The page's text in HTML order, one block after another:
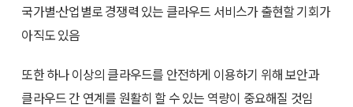
국가별·산업별로 경쟁력 있는 클라우드 서비스가 출현할 기회가
아직도 있음
또한 하나 이상의 클라우드를 안전하게 이용하기 위해 보안과
클라우드 간 연계를 원활히 할 수 있는 역량이 중요해질 것임